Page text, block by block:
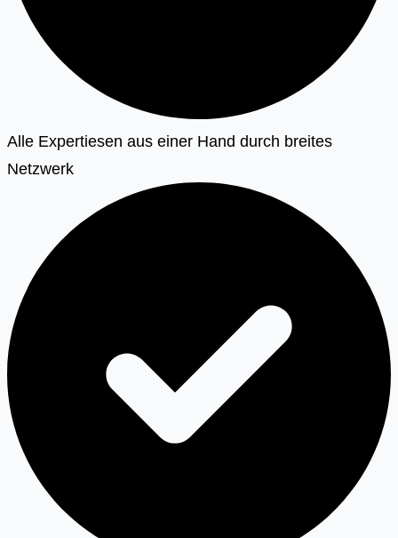
Alle Expertiesen aus einer Hand durch breites
Netzwerk